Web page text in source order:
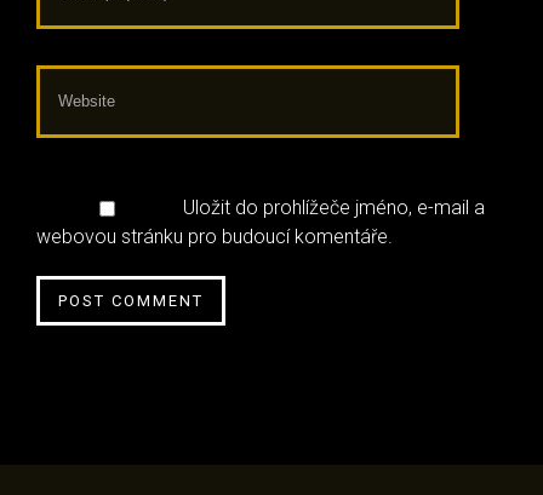
Uložit do prohlížeče jméno, e-mail a
webovou stránku pro budoucí komentáře.